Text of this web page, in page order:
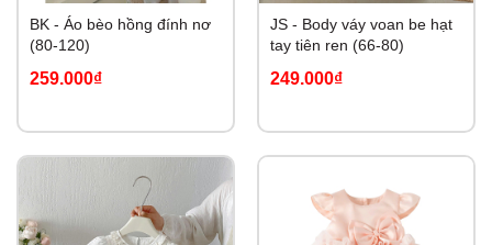
BK - Áo bèo hồng đính nơ
(80-120)
259.000₫
JS - Body váy voan be hạt
tay tiên ren (66-80)
249.000₫